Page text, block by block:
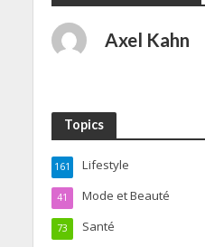
Axel Kahn
Topics
Lifestyle
161
Mode et Beauté
41
Santé
73